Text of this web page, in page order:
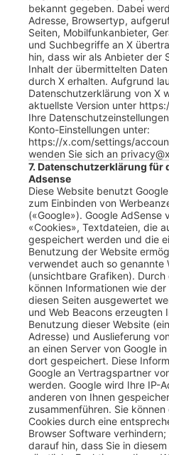
bekannt gegeben. Dabei
Adresse, Browsertyp,
Seiten, Mobilfunkanbieter,
und Suchbegriffe an X
hin, dass wir als Anbieter der
Inhalt der übermittelten
durch X erhalten. Aufgrund
Datenschutzerklärung von X
aktuellste Version unter
Ihre
Konto-Einstellungen unter:
https://x.com/settings/
wenden Sie sich an
7. Datenschutzerklärung für
Adsense
Diese Website benutzt
zum Einbinden von
(«Google»). Google AdSense
«Cookies», Textdateien, die
gespeichert werden und die
Benutzung der Website
verwendet auch so genannte
(unsichtbare Grafiken). Durch
können Informationen wie
diesen Seiten ausgewertet
und Web Beacons erzeugten
Benutzung dieser Website
Adresse) und Auslieferung
an einen Server von Google
dort gespeichert. Diese
Google an Vertragspartner
werden. Google wird Ihre IP-
anderen von Ihnen
zusammenführen. Sie
Cookies durch eine
Browser Software
darauf hin, dass Sie in